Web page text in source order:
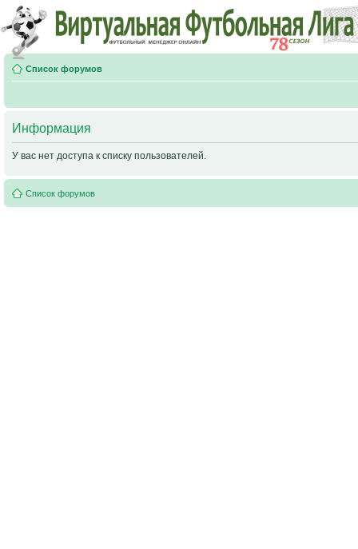
Список форумов
Информация
У вас нет доступа к списку пользователей.
Список форумов